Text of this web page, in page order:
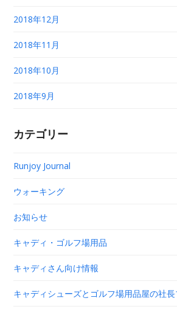
2018年12月
2018年11月
2018年10月
2018年9月
カテゴリー
Runjoy Journal
ウォーキング
お知らせ
キャディ・ゴルフ場用品
キャディさん向け情報
キャディシューズとゴルフ場用品屋の社